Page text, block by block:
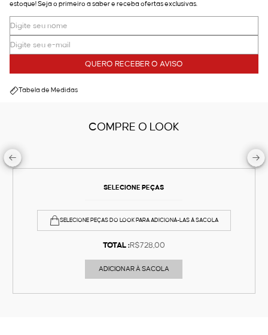
estoque! Seja o primeiro a saber e receba ofertas exclusivas.
QUERO RECEBER O AVISO
Tabela de Medidas
COMPRE O LOOK
SELECIONE PEÇAS
SELECIONE PEÇAS DO LOOK PARA ADICIONÁ-LAS À SACOLA
TOTAL :R$728,00
ADICIONAR À SACOLA